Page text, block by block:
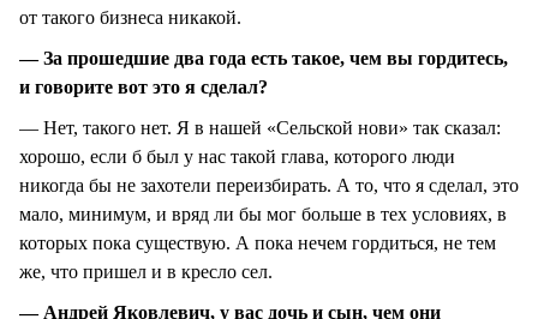
от такого бизнеса никакой.
— За прошедшие два года есть такое, чем вы гордитесь,
и говорите вот это я сделал?
— Нет, такого нет. Я в нашей «Сельской нови» так сказал:
хорошо, если б был у нас такой глава, которого люди
никогда бы не захотели переизбирать. А то, что я сделал, это
мало, минимум, и вряд ли бы мог больше в тех условиях, в
которых пока существую. А пока нечем гордиться, не тем
же, что пришел и в кресло сел.
— Андрей Яковлевич, у вас дочь и сын, чем они